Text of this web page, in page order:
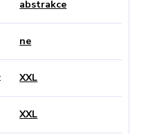
abstrakce
ne
XXL
XXL